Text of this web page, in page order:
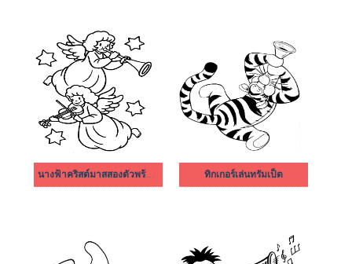
นางฟ้าคริสต์มาสสองตัวพร้อมทรัมเป็ตและไวโอลิน ทิกเกอร์เล่นทรัมเป็ต